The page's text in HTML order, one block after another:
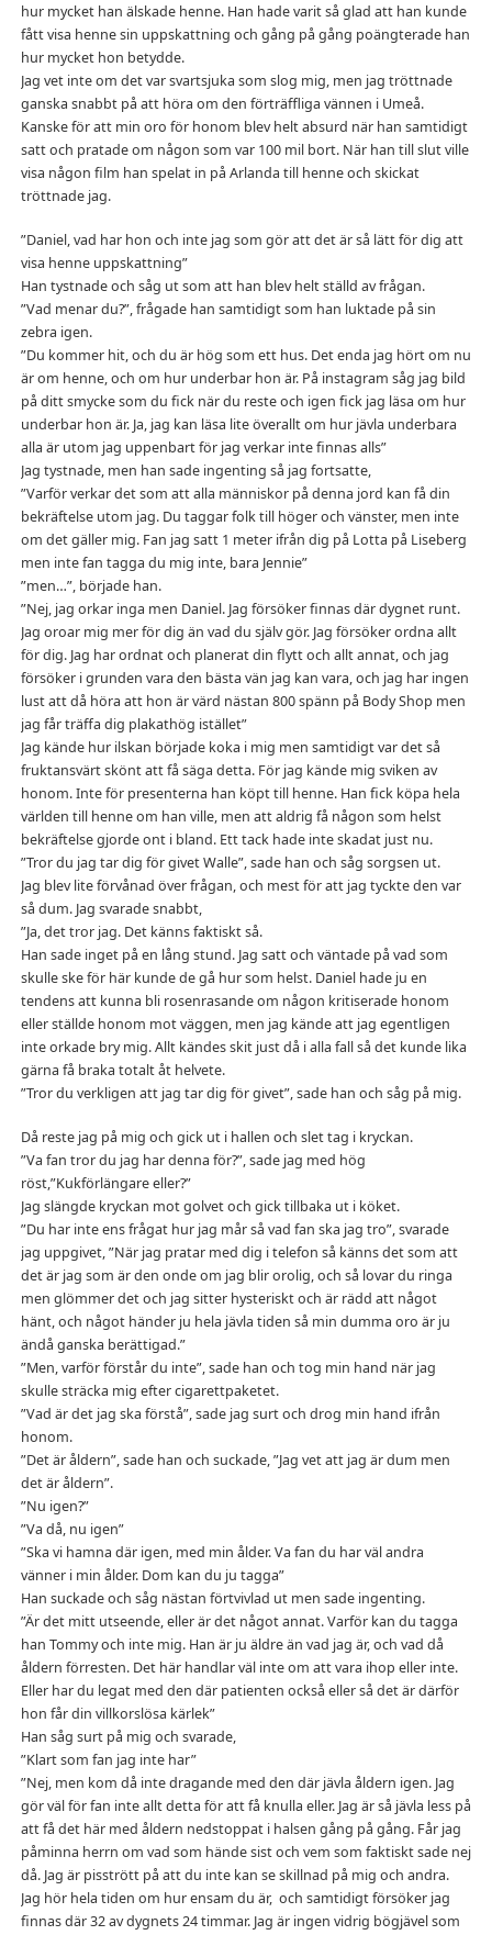
hur mycket han älskade henne. Han hade varit så glad att han kunde
fått visa henne sin uppskattning och gång på gång poängterade han
hur mycket hon betydde.
Jag vet inte om det var svartsjuka som slog mig, men jag tröttnade
ganska snabbt på att höra om den förträffliga vännen i Umeå.
Kanske för att min oro för honom blev helt absurd när han samtidigt
satt och pratade om någon som var 100 mil bort. När han till slut ville
visa någon film han spelat in på Arlanda till henne och skickat
tröttnade jag.
”Daniel, vad har hon och inte jag som gör att det är så lätt för dig att
visa henne uppskattning”
Han tystnade och såg ut som att han blev helt ställd av frågan.
”Vad menar du?”, frågade han samtidigt som han luktade på sin
zebra igen.
”Du kommer hit, och du är hög som ett hus. Det enda jag hört om nu
är om henne, och om hur underbar hon är. På instagram såg jag bild
på ditt smycke som du fick när du reste och igen fick jag läsa om hur
underbar hon är. Ja, jag kan läsa lite överallt om hur jävla underbara
alla är utom jag uppenbart för jag verkar inte finnas alls”
Jag tystnade, men han sade ingenting så jag fortsatte,
”Varför verkar det som att alla människor på denna jord kan få din
bekräftelse utom jag. Du taggar folk till höger och vänster, men inte
om det gäller mig. Fan jag satt 1 meter ifrån dig på Lotta på Liseberg
men inte fan tagga du mig inte, bara Jennie”
”men…”, började han.
”Nej, jag orkar inga men Daniel. Jag försöker finnas där dygnet runt.
Jag oroar mig mer för dig än vad du själv gör. Jag försöker ordna allt
för dig. Jag har ordnat och planerat din flytt och allt annat, och jag
försöker i grunden vara den bästa vän jag kan vara, och jag har ingen
lust att då höra att hon är värd nästan 800 spänn på Body Shop men
jag får träffa dig plakathög istället”
Jag kände hur ilskan började koka i mig men samtidigt var det så
fruktansvärt skönt att få säga detta. För jag kände mig sviken av
honom. Inte för presenterna han köpt till henne. Han fick köpa hela
världen till henne om han ville, men att aldrig få någon som helst
bekräftelse gjorde ont i bland. Ett tack hade inte skadat just nu.
”Tror du jag tar dig för givet Walle”, sade han och såg sorgsen ut.
Jag blev lite förvånad över frågan, och mest för att jag tyckte den var
så dum. Jag svarade snabbt,
”Ja, det tror jag. Det känns faktiskt så.
Han sade inget på en lång stund. Jag satt och väntade på vad som
skulle ske för här kunde de gå hur som helst. Daniel hade ju en
tendens att kunna bli rosenrasande om någon kritiserade honom
eller ställde honom mot väggen, men jag kände att jag egentligen
inte orkade bry mig. Allt kändes skit just då i alla fall så det kunde lika
gärna få braka totalt åt helvete.
”Tror du verkligen att jag tar dig för givet”, sade han och såg på mig.
Då reste jag på mig och gick ut i hallen och slet tag i kryckan.
”Va fan tror du jag har denna för?”, sade jag med hög
röst,”Kukförlängare eller?”
Jag slängde kryckan mot golvet och gick tillbaka ut i köket.
”Du har inte ens frågat hur jag mår så vad fan ska jag tro”, svarade
jag uppgivet, ”När jag pratar med dig i telefon så känns det som att
det är jag som är den onde om jag blir orolig, och så lovar du ringa
men glömmer det och jag sitter hysteriskt och är rädd att något
hänt, och något händer ju hela jävla tiden så min dumma oro är ju
ändå ganska berättigad.”
”Men, varför förstår du inte”, sade han och tog min hand när jag
skulle sträcka mig efter cigarettpaketet.
”Vad är det jag ska förstå”, sade jag surt och drog min hand ifrån
honom.
”Det är åldern”, sade han och suckade, ”Jag vet att jag är dum men
det är åldern”.
”Nu igen?”
”Va då, nu igen”
”Ska vi hamna där igen, med min ålder. Va fan du har väl andra
vänner i min ålder. Dom kan du ju tagga”
Han suckade och såg nästan förtvivlad ut men sade ingenting.
”Är det mitt utseende, eller är det något annat. Varför kan du tagga
han Tommy och inte mig. Han är ju äldre än vad jag är, och vad då
åldern förresten. Det här handlar väl inte om att vara ihop eller inte.
Eller har du legat med den där patienten också eller så det är därför
hon får din villkorslösa kärlek”
Han såg surt på mig och svarade,
”Klart som fan jag inte har”
”Nej, men kom då inte dragande med den där jävla åldern igen. Jag
gör väl för fan inte allt detta för att få knulla eller. Jag är så jävla less på
att få det här med åldern nedstoppat i halsen gång på gång. Får jag
påminna herrn om vad som hände sist och vem som faktiskt sade nej
då. Jag är pisstrött på att du inte kan se skillnad på mig och andra.
Jag hör hela tiden om hur ensam du är, och samtidigt försöker jag
finnas där 32 av dygnets 24 timmar. Jag är ingen vidrig bögjävel som